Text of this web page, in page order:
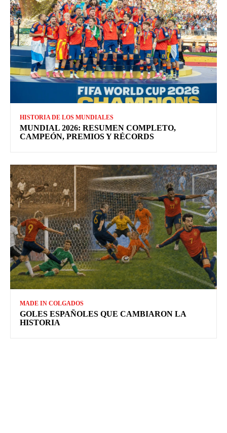
HISTORIA DE LOS MUNDIALES
MUNDIAL 2026: RESUMEN COMPLETO,
CAMPEÓN, PREMIOS Y RÉCORDS
MADE IN COLGADOS
GOLES ESPAÑOLES QUE CAMBIARON LA
HISTORIA